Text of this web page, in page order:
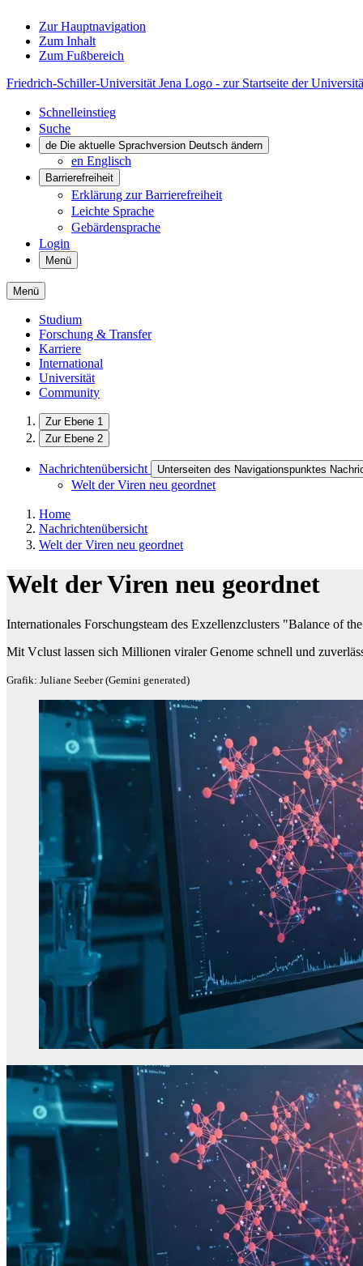
Zur Hauptnavigation
Zum Inhalt
Zum Fußbereich
Friedrich-Schiller-Universität Jena Logo - zur Startseite der
Schnelleinstieg
Suche
de Die aktuelle Sprachversion Deutsch ändern
en Englisch
Barrierefreiheit
Erklärung zur Barrierefreiheit
Leichte Sprache
Gebärdensprache
Login
Menü
Menü
Studium
Forschung & Transfer
Karriere
International
Universität
Community
Zur Ebene 1
Zur Ebene 2
Nachrichtenübersicht Unterseiten des Navigationspunktes
Welt der Viren neu geordnet
Home
Nachrichtenübersicht
Welt der Viren neu geordnet
Welt der Viren neu geordnet
Internationales Forschungsteam des Exzellenzclusters "Balance of
Mit Vclust lassen sich Millionen viraler Genome schnell und
Grafik: Juliane Seeber (Gemini generated)